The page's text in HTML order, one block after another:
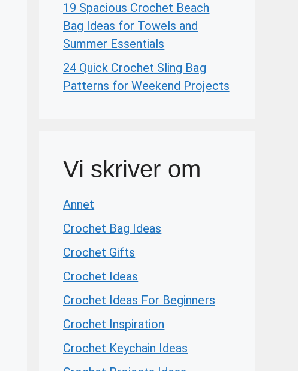
19 Spacious Crochet Beach
Bag Ideas for Towels and
Summer Essentials
24 Quick Crochet Sling Bag
Patterns for Weekend Projects
Vi skriver om
Annet
Crochet Bag Ideas
Crochet Gifts
Crochet Ideas
Crochet Ideas For Beginners
Crochet Inspiration
Crochet Keychain Ideas